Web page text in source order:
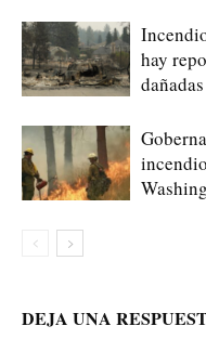
hay
dañadas
DEJA UNA